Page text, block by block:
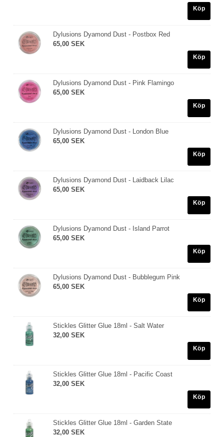
Köp
Dylusions Dyamond Dust - Postbox Red
65,00 SEK
Köp
Dylusions Dyamond Dust - Pink Flamingo
65,00 SEK
Köp
Dylusions Dyamond Dust - London Blue
65,00 SEK
Köp
Dylusions Dyamond Dust - Laidback Lilac
65,00 SEK
Köp
Dylusions Dyamond Dust - Island Parrot
65,00 SEK
Köp
Dylusions Dyamond Dust - Bubblegum Pink
65,00 SEK
Köp
Stickles Glitter Glue 18ml - Salt Water
32,00 SEK
Köp
Stickles Glitter Glue 18ml - Pacific Coast
32,00 SEK
Köp
Stickles Glitter Glue 18ml - Garden State
32,00 SEK